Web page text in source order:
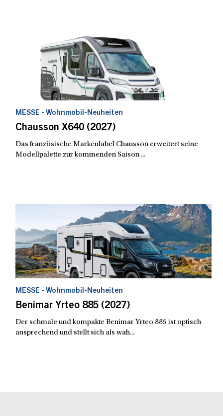
MESSE - Wohnmobil-Neuheiten
Chausson X640 (2027)
Das französische Markenlabel Chausson erweitert seine
Modellpalette zur kommenden Saison ...
MESSE - Wohnmobil-Neuheiten
Benimar Yrteo 885 (2027)
Der schmale und kompakte Benimar Yrteo 885 ist optisch
ansprechend und stellt sich als wah...